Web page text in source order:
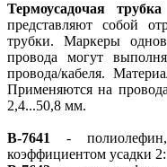
Термоусадочая
представляют собой
трубки. Маркеры
провода могут
провода/кабеля.
Применяются на
2,4...50,8 мм.
B-7641
-
коэффициентом усадки